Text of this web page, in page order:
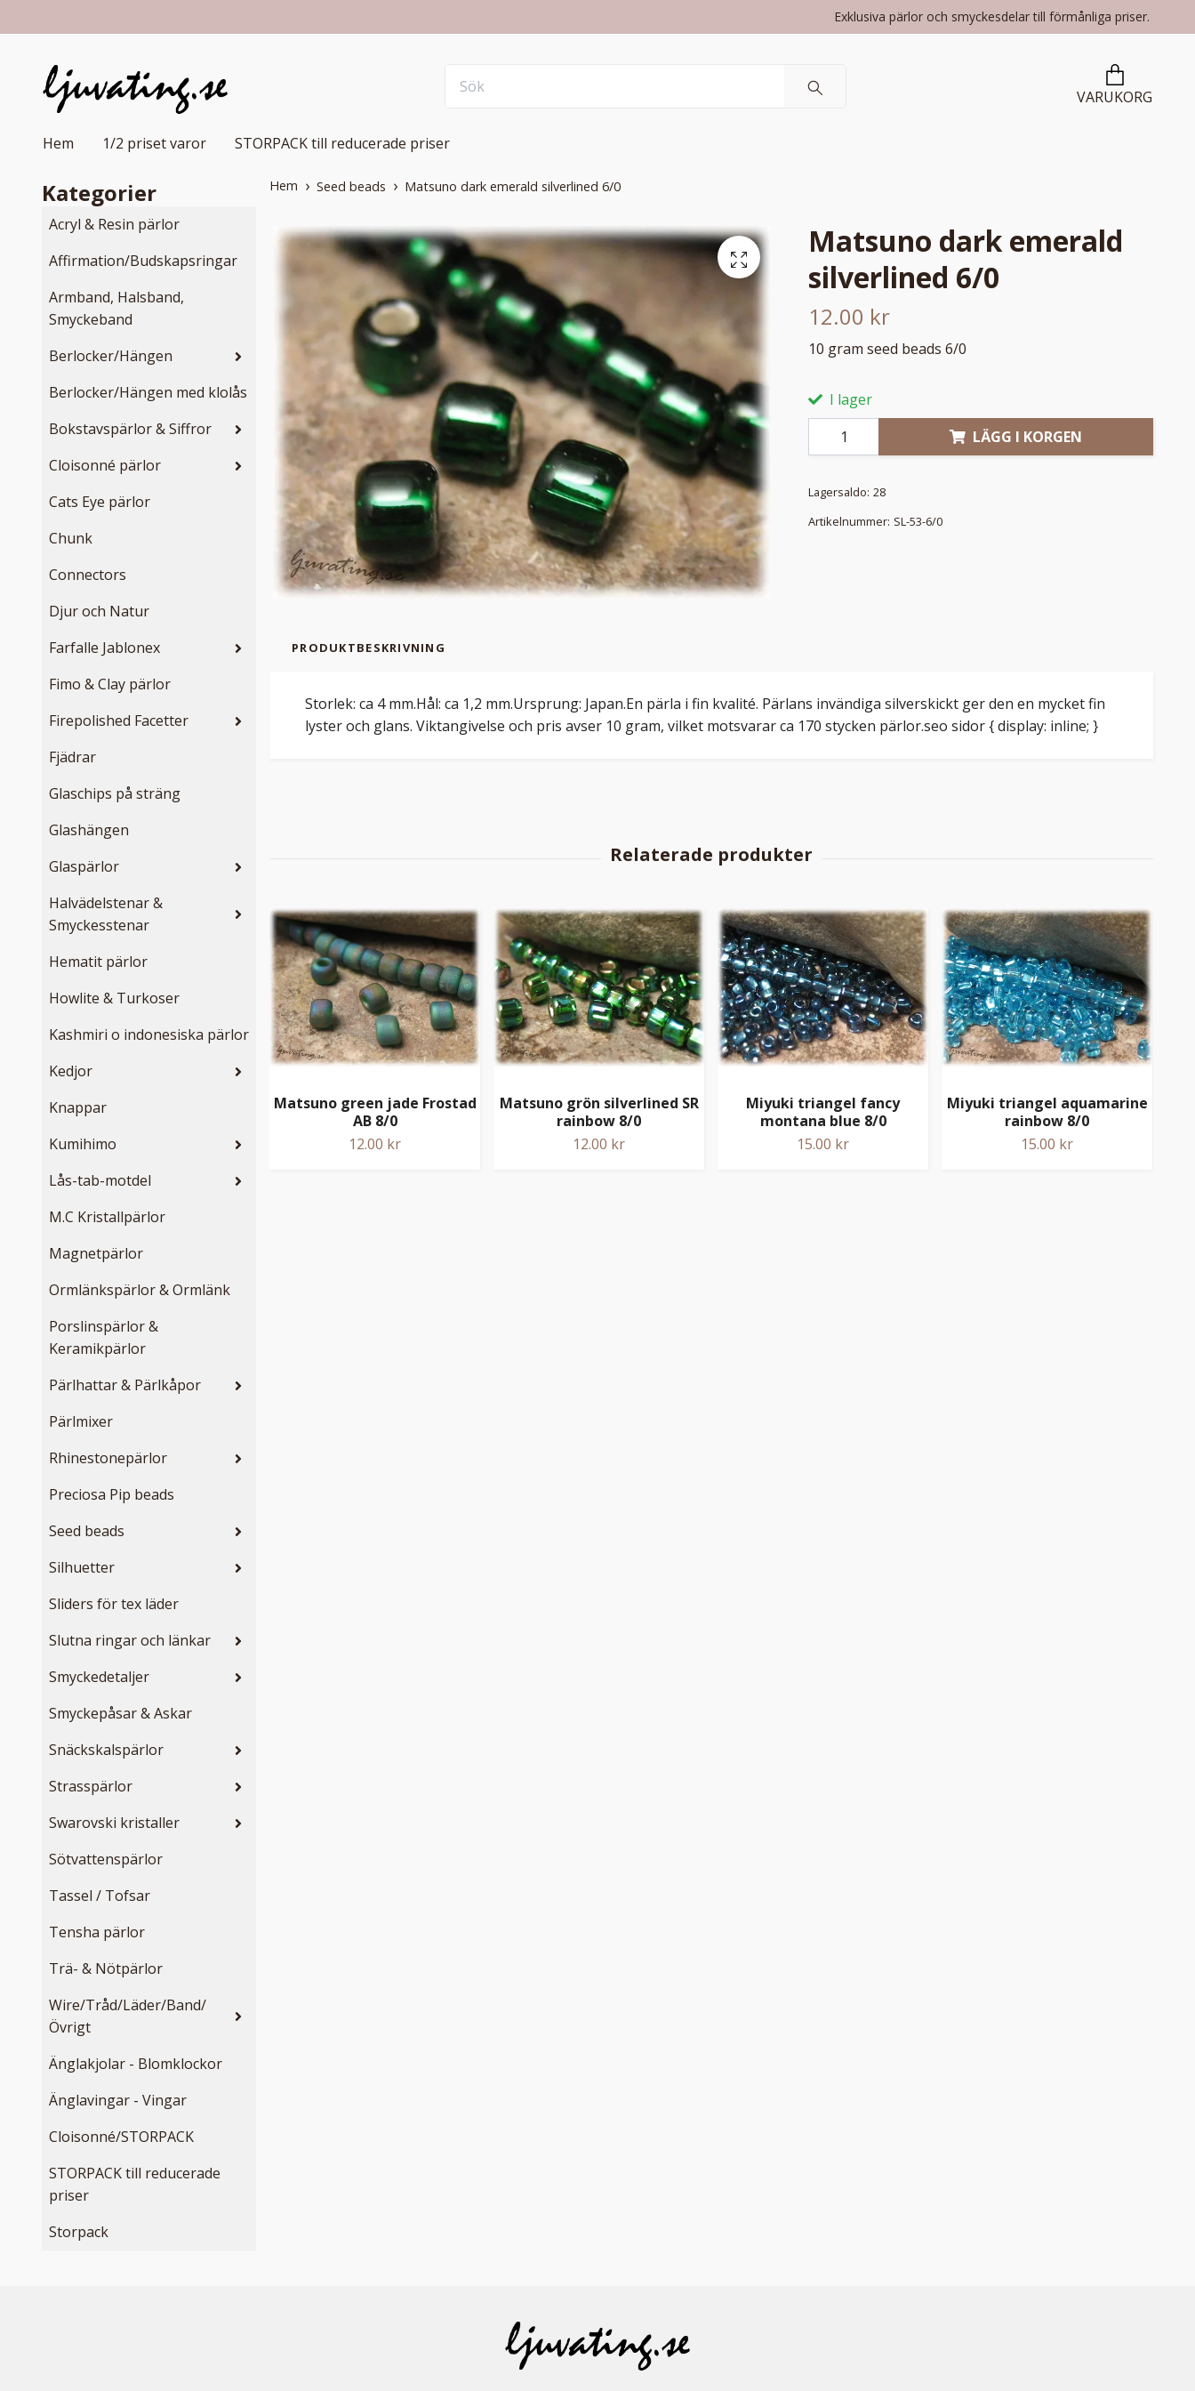
Exklusiva pärlor och smyckesdelar till förmånliga priser.
VARUKORG
Hem 1/2 priset varor STORPACK till reducerade priser
Kategorier
Acryl & Resin pärlor
Affirmation/Budskapsringar
Armband, Halsband,
Smyckeband
Berlocker/Hängen
Berlocker/Hängen med klolås
Bokstavspärlor & Siffror
Cloisonné pärlor
Cats Eye pärlor
Chunk
Connectors
Djur och Natur
Farfalle Jablonex
Fimo & Clay pärlor
Firepolished Facetter
Fjädrar
Glaschips på sträng
Glashängen
Glaspärlor
Halvädelstenar &
Smyckesstenar
Hematit pärlor
Howlite & Turkoser
Kashmiri o indonesiska pärlor
Kedjor
Knappar
Kumihimo
Lås-tab-motdel
M.C Kristallpärlor
Magnetpärlor
Ormlänkspärlor & Ormlänk
Porslinspärlor &
Keramikpärlor
Pärlhattar & Pärlkåpor
Pärlmixer
Rhinestonepärlor
Preciosa Pip beads
Seed beads
Silhuetter
Sliders för tex läder
Slutna ringar och länkar
Smyckedetaljer
Smyckepåsar & Askar
Snäckskalspärlor
Strasspärlor
Swarovski kristaller
Sötvattenspärlor
Tassel / Tofsar
Tensha pärlor
Trä- & Nötpärlor
Wire/Tråd/Läder/Band/
Övrigt
Änglakjolar - Blomklockor
Änglavingar - Vingar
Cloisonné/STORPACK
STORPACK till reducerade
priser
Storpack
Hem Seed beads Matsuno dark emerald silverlined 6/0
Matsuno dark emerald
silverlined 6/0
12.00 kr
10 gram seed beads 6/0
I lager
LÄGG I KORGEN
Lagersaldo: 28
Artikelnummer: SL-53-6/0
PRODUKTBESKRIVNING
Storlek: ca 4 mm.Hål: ca 1,2 mm.Ursprung: Japan.En pärla i fin kvalité. Pärlans invändiga silverskickt ger den en mycket fin
lyster och glans. Viktangivelse och pris avser 10 gram, vilket motsvarar ca 170 stycken pärlor.seo sidor { display: inline; }
Matsuno green jade Frostad
AB 8/0
12.00 kr
Matsuno grön silverlined SR
rainbow 8/0
12.00 kr
Miyuki triangel fancy
montana blue 8/0
15.00 kr
Miyuki triangel aquamarine
rainbow 8/0
15.00 kr